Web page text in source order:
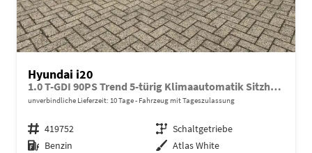
Hyundai i20
1.0 T-GDI 90PS Trend 5-türig Klimaautomatik Sitzheizung Lenkradheizung Rückf.Kamera PDC Apple CarPlay Android Auto Tempomat Touchscreen 16"LM
unverbindliche Lieferzeit: 10 Tage Fahrzeug mit Tageszulassung
Fahrzeugnr. 419752 Getriebe Schaltgetriebe
Kraftstoff Benzin Außenfarbe Atlas White